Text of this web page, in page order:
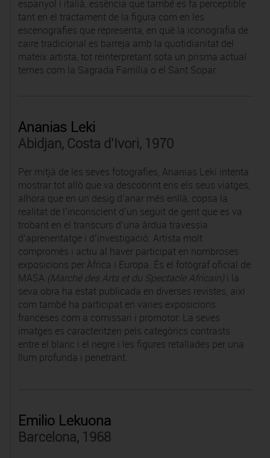
espanyol i italià, essència que també es fa perceptible
tant en el tractament de la figura com en les
escenografies que representa, en què la iconografia de
caire tradicional es barreja amb la quotidianitat del
mateix artista, tot reinterpretant sota un prisma actual
temes com la Sagrada Família o el Sant Sopar.
Ananias Leki
Abidjan, Costa d'Ivori, 1970
Per mitjà de les seves fotografies, Ananias Leki intenta
mostrar tot allò que va descobrint ens els seus viatges,
alhora que en un desig d’anar més enllà, copsa la
realitat de l’inconscient d’un seguit de gent que es va
trobant en el transcurs d’una àrdua travessia
d’aprenentatge i d’investigació. Artista molt
compromès i actiu al haver participat en nombroses
exposicions per Àfrica i Europa. És el fotògraf oficial de
MASA (Marché des Arts et du Spectacle Africain)i la
seva obra ha estat publicada en diverses revistes, així
com també ha participat en varies exposicions
franceses com a comissari i promotor. La seves
imatges es caracteritzen pels categòrics contrasts
entre el blanc i el negre i les figures retallades per una
llum profunda i penetrant.
Emilio Lekuona
Barcelona, 1968